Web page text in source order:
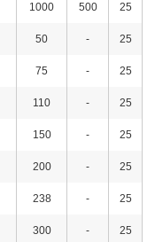
1000 500 25
50 - 25
75 - 25
110 - 25
150 - 25
200 - 25
238 - 25
300 - 25